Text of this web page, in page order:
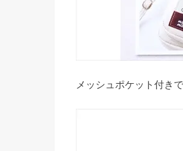
メッシュポケット付き